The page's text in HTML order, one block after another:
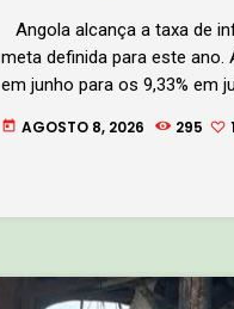
Angola alcança a taxa de
meta definida para este ano.
em junho para os 9,33% em
today AGOSTO 8, 2026 295 1